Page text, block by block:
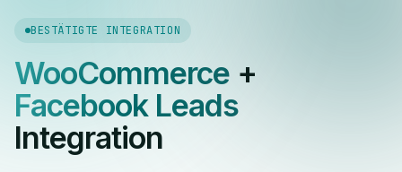
BESTÄTIGTE INTEGRATION
WooCommerce+
Facebook Leads
Integration